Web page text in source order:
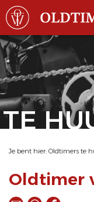
TE
Je bent hier: Oldtimers te
Oldtimer